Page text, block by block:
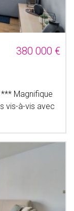
380 000 €
*** Magnifique
vis-à-vis avec